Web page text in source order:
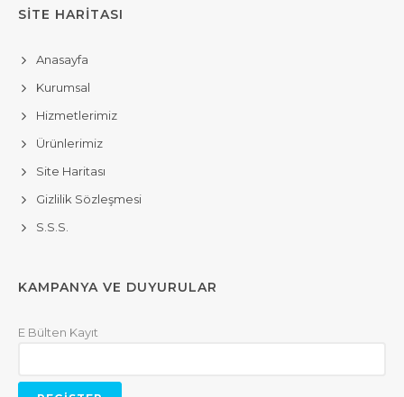
SİTE HARİTASI
Anasayfa
Kurumsal
Hizmetlerimiz
Ürünlerimiz
Site Haritası
Gizlilik Sözleşmesi
S.S.S.
KAMPANYA VE DUYURULAR
E Bülten Kayıt